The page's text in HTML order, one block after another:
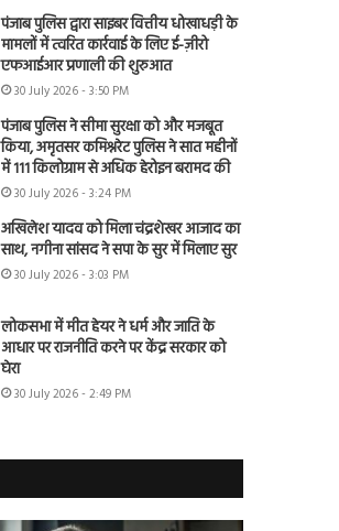
पंजाब पुलिस द्वारा साइबर वित्तीय धोखाधड़ी के
मामलों में त्वरित कार्रवाई के लिए ई-ज़ीरो
एफआईआर प्रणाली की शुरुआत
30 July 2026 - 3:50 PM
पंजाब पुलिस ने सीमा सुरक्षा को और मजबूत
किया, अमृतसर कमिश्नरेट पुलिस ने सात महीनों
में 111 किलोग्राम से अधिक हेरोइन बरामद की
30 July 2026 - 3:24 PM
अखिलेश यादव को मिला चंद्रशेखर आजाद का
साथ, नगीना सांसद ने सपा के सुर में मिलाए सुर
30 July 2026 - 3:03 PM
लोकसभा में मीत हेयर ने धर्म और जाति के
आधार पर राजनीति करने पर केंद्र सरकार को
घेरा
30 July 2026 - 2:49 PM